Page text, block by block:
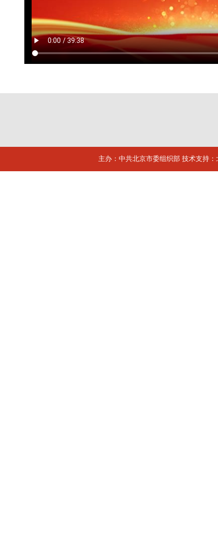
主办：中共北京市委组织部 技术支持